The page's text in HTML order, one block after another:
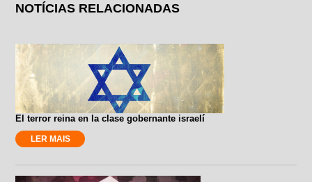
NOTÍCIAS RELACIONADAS
El terror reina en la clase gobernante israelí
LER MAIS